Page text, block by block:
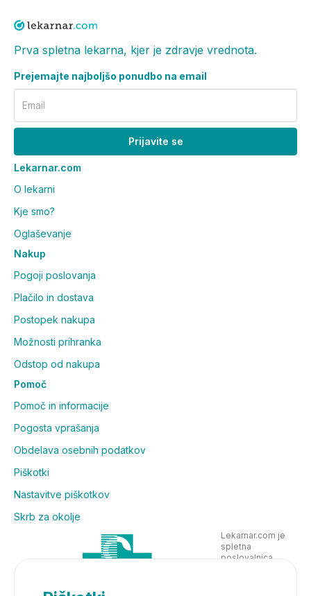
Prva spletna lekarna, kjer je zdravje vrednota.
Prejemajte najboljšo ponudbo na email
Email
Prijavite se
Lekarnar.com
O lekarni
Kje smo?
Oglaševanje
Nakup
Pogoji poslovanja
Plačilo in dostava
Postopek nakupa
Možnosti prihranka
Odstop od nakupa
Pomoč
Pomoč in informacije
Pogosta vprašanja
Obdelava osebnih podatkov
Piškotki
Nastavitve piškotkov
Skrb za okolje
Lekarnar.com je
spletna
poslovalnica